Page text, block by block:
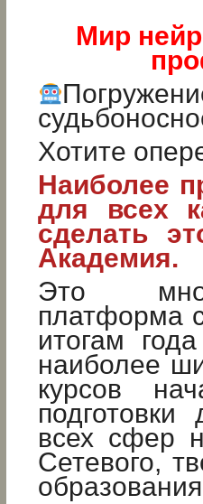
Мир
Хотите
Наиболее
для всех
сделать
Академия.
Это
платформа
итогам
наиболее
курсов
подготовки
всех сфер
Сетевого,